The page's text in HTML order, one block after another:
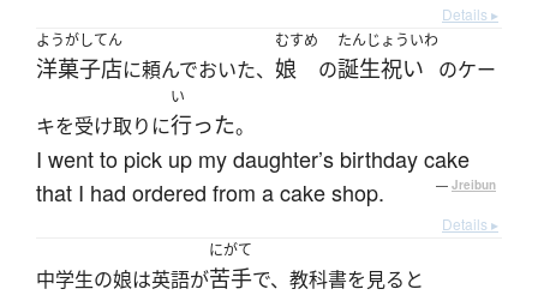
Details ▸
ようがしてん
洋菓子店に頼んでおいた、
むすめ
娘 の
たんじょういわ
誕生祝い のケー
キを受け取りに
い
行った。
I went to pick up my daughter’s birthday cake
that I had ordered from a cake shop.
— Jreibun
Details ▸
中学生の娘は英語が
にがて
苦手で、教科書を見ると